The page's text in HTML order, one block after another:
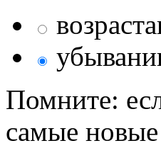
Помните:
самые